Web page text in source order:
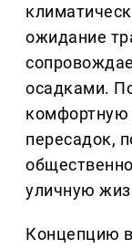
ожидание
осадками.
комфортную
пересадок,
уличную
Концепцию